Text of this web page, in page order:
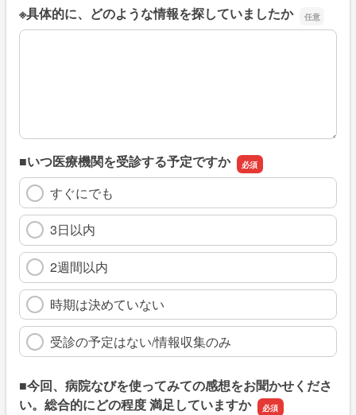
※具体的に、どのような情報を探していましたか
※具体的に、どのような情報を探していましたか
■いつ医療機関を受診する予定ですか
すぐにでも
3日以内
2週間以内
時期は決めていない
受診の予定はない/情報収集のみ
■今回、病院なびを使ってみての感想をお聞かせくださ
い。総合的にどの程度 満足していますか